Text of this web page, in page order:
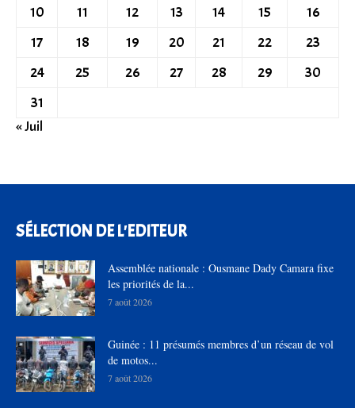
10
11 12 13 14 15
16
17
18 19 20 21 22
23
24
25 26 27 28 29
30
31
« Juil
SÉLECTION DE L'EDITEUR
Assemblée nationale : Ousmane Dady Camara fixe
les priorités de la...
7 août 2026
Guinée : 11 présumés membres d’un réseau de vol
de motos...
7 août 2026